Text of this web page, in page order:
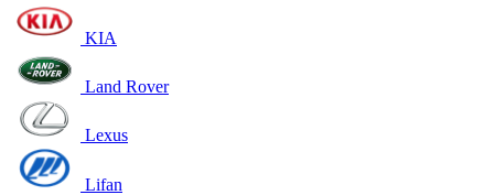
KIA
Land Rover
Lexus
Lifan